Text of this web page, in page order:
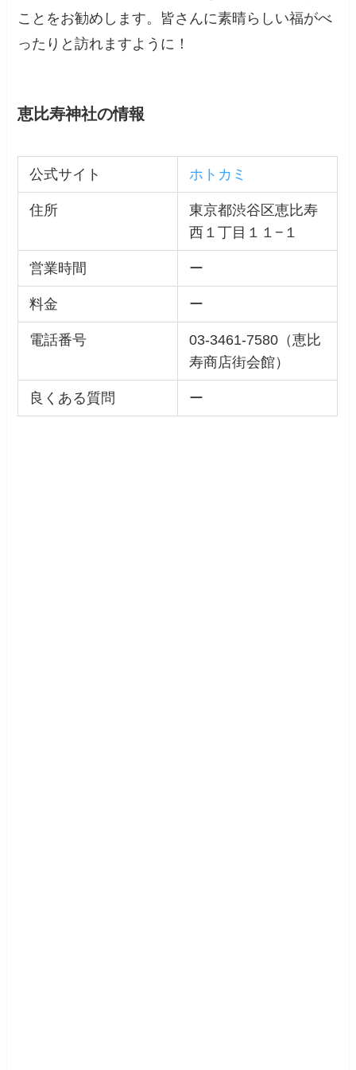
ことをお勧めします。皆さんに素晴らしい福がべ
ったりと訪れますように！
恵比寿神社の情報
公式サイト ホトカミ
住所
東京都渋谷区恵比寿
西１丁目１１−１
営業時間 ー
料金 ー
電話番号
03-3461-7580（恵比
寿商店街会館）
良くある質問 ー